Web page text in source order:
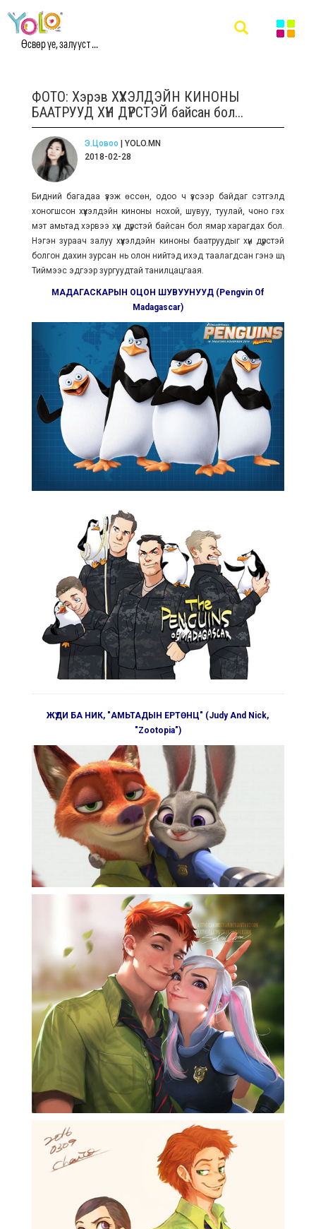
Өсвөр үе, залууст ...
ФОТО: Хэрэв ХҮҮХЭЛДЭЙН КИНОНЫ
БААТРУУД ХҮН ДҮРСТЭЙ байсан бол...
Э.Цовоо | YOLO.MN
2018-02-28
Бидний багадаа үзэж өссөн, одоо ч үзсээр байдаг сэтгэлд
хоногшсон хүүхэлдэйн киноны нохой, шувуу, туулай, чоно гэх
мэт амьтад хэрвээ хүн дүрстэй байсан бол ямар харагдах бол.
Нэгэн зураач залуу хүүхэлдэйн киноны баатруудыг хүн дүрстэй
болгон дахин зурсан нь олон нийтэд ихэд таалагдсан гэнэ шүү.
Тиймээс эдгээр зургуудтай танилцацгаая.
МАДАГАСКАРЫН ОЦОН ШУВУУНУУД (Pengvin Of
Madagascar)
ЖҮДИ БА НИК, "АМЬТАДЫН ЕРТӨНЦ" (Judy And Nick,
"Zootopia")